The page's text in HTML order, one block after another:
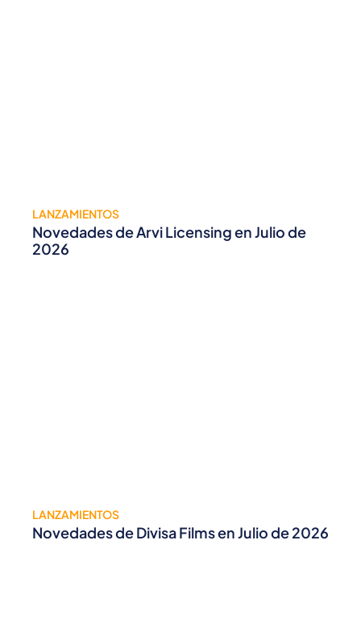
LANZAMIENTOS
Novedades de Arvi Licensing en Julio de
2026
LANZAMIENTOS
Novedades de Divisa Films en Julio de 2026